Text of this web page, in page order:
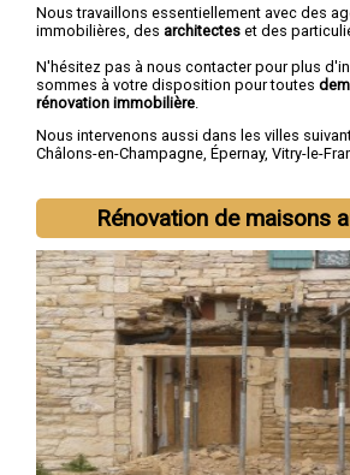
Nous travaillons essentiellement avec des
immobilières, des architectes et des
N'hésitez pas à nous contacter pour plus
sommes à votre disposition pour toutes
rénovation immobilière
Nous intervenons aussi dans les villes
Châlons-en-Champagne, Épernay, Vitry-le-
Rénovation de maisons